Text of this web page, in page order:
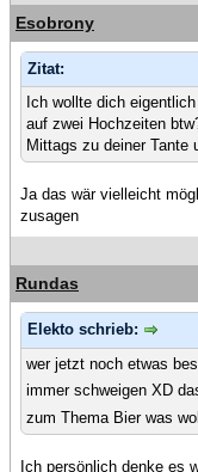
Esobrony
Zitat:
Ich wollte dich
auf zwei Hochzeiten
Mittags zu deiner Tante
Ja das wär vielleicht
zusagen
Rundas
Elekto schrieb:
wer jetzt noch etwas
immer schweigen XD
zum Thema Bier was
Ich persönlich denke es